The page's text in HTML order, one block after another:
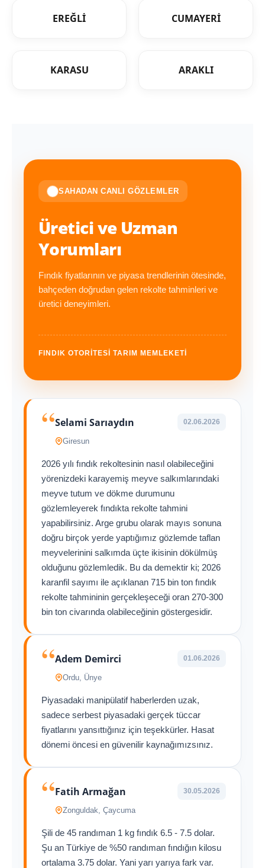
EREĞLİ CUMAYERİ
KARASU ARAKLI
SAHADAN CANLI GÖZLEMLER
Üretici ve Uzman
Yorumları
Fındık fiyatlarının ve piyasa trendlerinin ötesinde,
bahçeden doğrudan gelen rekolte tahminleri ve
üretici deneyimleri.
FINDIK OTORİTESİ TARIM MEMLEKETİ
“Selami Sarıaydın
Giresun
02.06.2026
2026 yılı fındık rekoltesinin nasıl olabileceğini
yörenizdeki karayemiş meyve salkımlarındaki
meyve tutum ve dökme durumunu
gözlemleyerek fındıkta rekolte tahmini
yapabilirsiniz. Arge grubu olarak mayıs sonuna
doğru birçok yerde yaptığımız gözlemde taflan
meyvelerinini salkımda üçte ikisinin dökülmüş
olduğunu gözlemledik. Bu da demektir ki; 2026
karanfil sayımı ile açıklanan 715 bin ton fındık
rekolte tahmininin gerçekleşeceği oran 270-300
bin ton civarında olabileceğinin göstergesidir.
“Adem Demirci
Ordu, Ünye
01.06.2026
Piyasadaki manipülatif haberlerden uzak,
sadece serbest piyasadaki gerçek tüccar
fiyatlarını yansıttığınız için teşekkürler. Hasat
dönemi öncesi en güvenilir kaynağımızsınız.
“Fatih Armağan
Zonguldak, Çaycuma
30.05.2026
Şili de 45 randıman 1 kg fındık 6.5 - 7.5 dolar.
Şu an Türkiye de %50 randıman fındığın kilosu
ortalama 3.75 dolar. Yani yarı yarıya fark var.